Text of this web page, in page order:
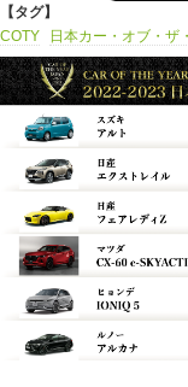
【タグ】
COTY
日本カー・オブ・ザ